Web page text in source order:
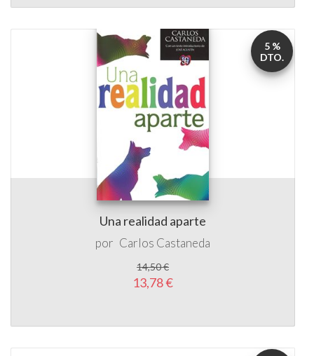
Una realidad aparte
por Carlos Castaneda
14,50 €
13,78 €
5 %
DTO.